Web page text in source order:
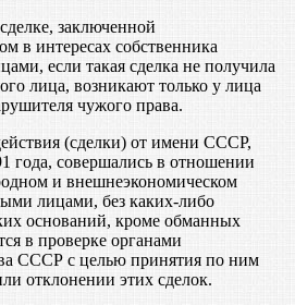
заключенной
в интересах собственника
если такая сделка не получила
лица, возникают только у лица
чужого права.
(сделки) от имени СССР,
года, совершались в отношении
и внешнеэкономическом
лицами, без каких-либо
оснований, кроме обманных
в проверке органами
СССР с целью принятия по ним
отклонении этих сделок.